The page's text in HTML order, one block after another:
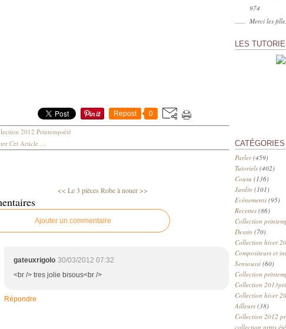
Repost 0
2012 Printempsété
Cet Article …
<< Le 3 pièces Robe à nouer >>
Ajouter un commentaire
gateuxrigolo 30/03/2012 07:32
<br /> tres jolie bisous<br />
Répondre
974
Merci les
LES
CATÉGORIES
Parler(459)
Tutoriels (402)
Cousu (136)
Jardin (101)
Evènements (95)
Recettes (86)
Collection
Dessin (70)
Collection hiver
Compositeurs et
Sensoussi (60)
Collection
Collection
Collection hiver
Ailleurs (38)
Collection 2012
collection prtps